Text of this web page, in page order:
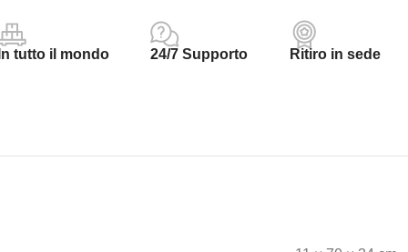
In tutto il mondo 24/7 Supporto Ritiro in sede